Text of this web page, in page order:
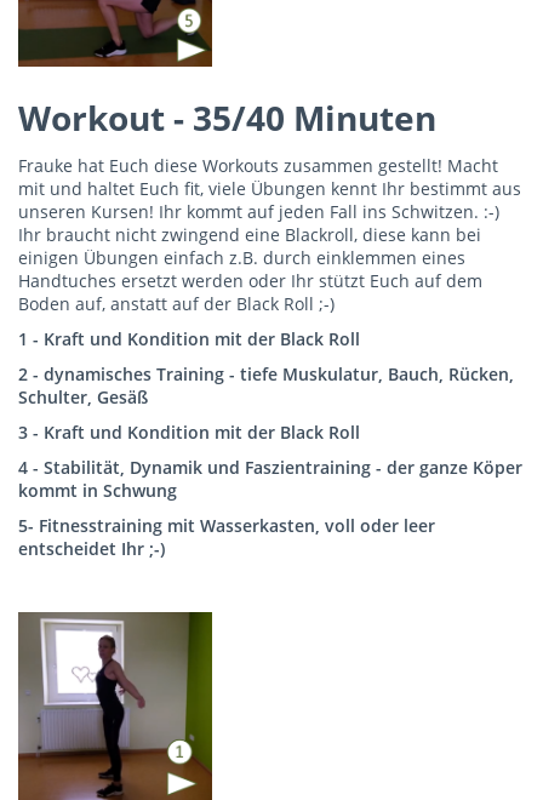
Workout - 35/40 Minuten
Frauke hat Euch diese Workouts zusammen gestellt! Macht
mit und haltet Euch fit, viele Übungen kennt Ihr bestimmt aus
unseren Kursen! Ihr kommt auf jeden Fall ins Schwitzen. :-)
Ihr braucht nicht zwingend eine Blackroll, diese kann bei
einigen Übungen einfach z.B. durch einklemmen eines
Handtuches ersetzt werden oder Ihr stützt Euch auf dem
Boden auf, anstatt auf der Black Roll ;-)
1 - Kraft und Kondition mit der Black Roll
2 - dynamisches Training - tiefe Muskulatur, Bauch, Rücken,
Schulter, Gesäß
3 - Kraft und Kondition mit der Black Roll
4 - Stabilität, Dynamik und Faszientraining - der ganze Köper
kommt in Schwung
5- Fitnesstraining mit Wasserkasten, voll oder leer
entscheidet Ihr ;-)